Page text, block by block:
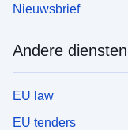
Nieuwsbrief
Andere diensten
EU law
EU tenders